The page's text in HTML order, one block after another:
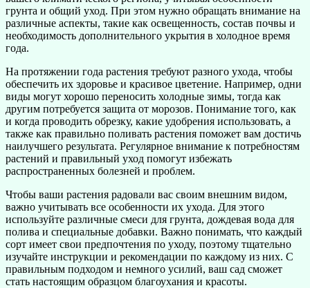
грунта и общий уход. При этом нужно обращать внимание на
различные аспекты, такие как освещенность, состав почвы и
необходимость дополнительного укрытия в холодное время
года.
На протяжении года растения требуют разного ухода, чтобы
обеспечить их здоровье и красивое цветение. Например, одни
виды могут хорошо переносить холодные зимы, тогда как
другим потребуется защита от морозов. Понимание того, как
и когда проводить обрезку, какие удобрения использовать, а
также как правильно поливать растения поможет вам достичь
наилучшего результата. Регулярное внимание к потребностям
растений и правильный уход помогут избежать
распространенных болезней и проблем.
Чтобы ваши растения радовали вас своим внешним видом,
важно учитывать все особенности их ухода. Для этого
используйте различные смеси для грунта, дождевая вода для
полива и специальные добавки. Важно понимать, что каждый
сорт имеет свои предпочтения по уходу, поэтому тщательно
изучайте инструкции и рекомендации по каждому из них. С
правильным подходом и немного усилий, ваш сад сможет
стать настоящим образцом благоухания и красоты.